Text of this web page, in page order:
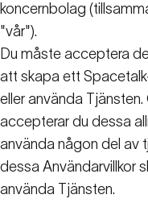
koncernbolag
"vår").
Du måste acceptera
att skapa ett
eller använda
accepterar du dessa
använda någon del av
dessa Användarvillkor
använda Tjänsten.